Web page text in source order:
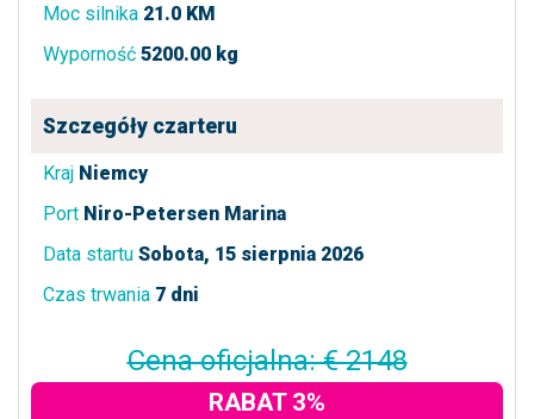
Moc silnika 21.0 KM
Wyporność 5200.00 kg
Szczegóły czarteru
Kraj Niemcy
Port Niro-Petersen Marina
Data startu Sobota, 15 sierpnia 2026
Czas trwania 7 dni
Cena oficjalna: € 2148
RABAT 3%